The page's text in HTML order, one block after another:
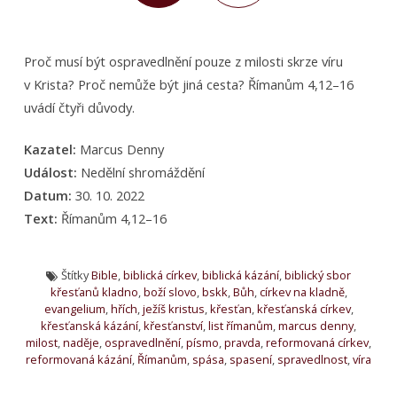
Proč musí být ospravedlnění pouze z milosti skrze víru
v Krista? Proč nemůže být jiná cesta? Římanům 4,12–16
uvádí čtyři důvody.
Kazatel: Marcus Denny
Událost: Nedělní shromáždění
Datum: 30. 10. 2022
Text: Římanům 4,12–16
ŠtítkyBible,biblická církev,biblická kázání,biblický sbor
křesťanů kladno,boží slovo,bskk,Bůh,církev na kladně,
evangelium,hřích,ježíš kristus,křesťan,křesťanská církev,
křesťanská kázání,křesťanství,list římanům,marcus denny,
milost,naděje,ospravedlnění,písmo,pravda,reformovaná církev,
reformovaná kázání, Římanům, spása, spasení, spravedlnost,víra